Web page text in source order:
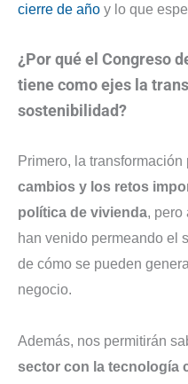
cierre de año y lo que
¿Por qué el Congreso
tiene como ejes la
sostenibilidad?
Primero, la transformación
cambios y los retos
política de vivienda, pero
han venido permeando el
de cómo se pueden
negocio.
Además, nos permitirán
sector con la tecnología